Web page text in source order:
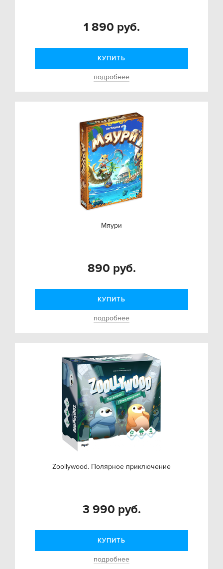
1 890 руб.
КУПИТЬ
подробнее
Мяури
890 руб.
КУПИТЬ
подробнее
Zoollywood. Полярное приключение
3 990 руб.
КУПИТЬ
подробнее